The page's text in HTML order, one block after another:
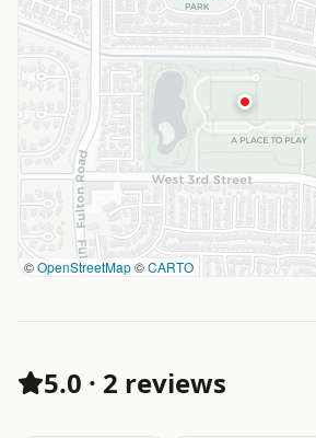
©OpenStreetMap©CARTO
5.0 · 2 reviews